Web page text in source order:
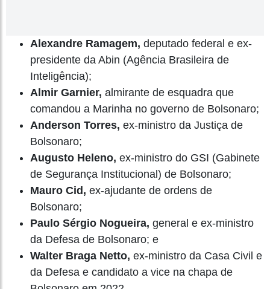
Alexandre Ramagem, deputado federal e ex-
presidente da Abin (Agência Brasileira de
Inteligência);
Almir Garnier, almirante de esquadra que
comandou a Marinha no governo de Bolsonaro;
Anderson Torres, ex-ministro da Justiça de
Bolsonaro;
Augusto Heleno, ex-ministro do GSI (Gabinete
de Segurança Institucional) de Bolsonaro;
Mauro Cid, ex-ajudante de ordens de
Bolsonaro;
Paulo Sérgio Nogueira, general e ex-ministro
da Defesa de Bolsonaro; e
Walter Braga Netto, ex-ministro da Casa Civil e
da Defesa e candidato a vice na chapa de